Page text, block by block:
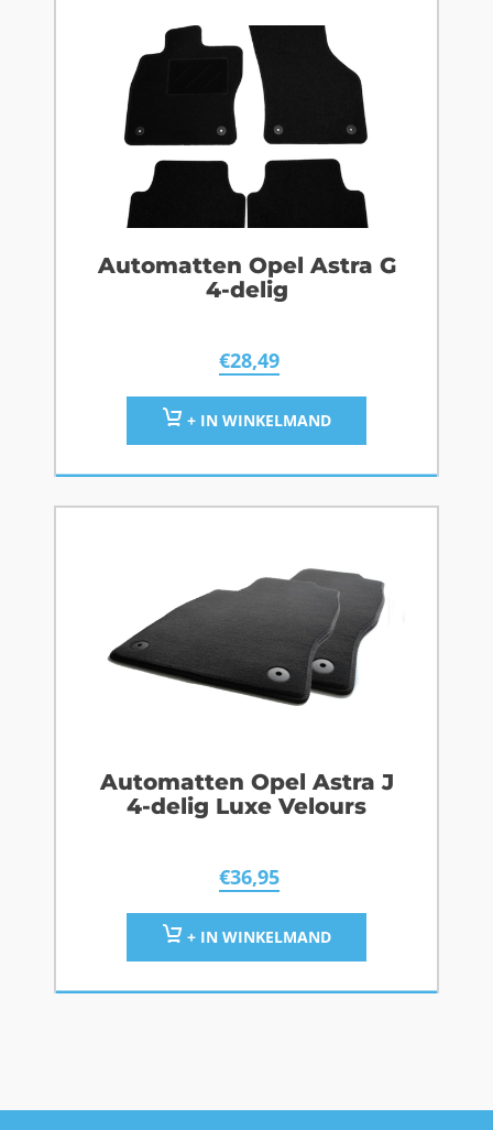
Automatten Opel Astra G
4-delig
€28,49
+ IN WINKELMAND
Automatten Opel Astra J
4-delig Luxe Velours
€36,95
+ IN WINKELMAND